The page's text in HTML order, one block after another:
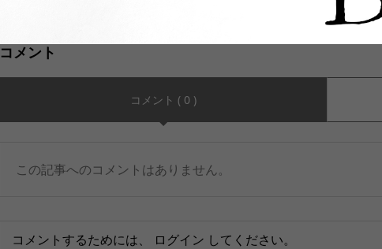
コメント
コメント ( 0 )
この記事へのコメントはありません。
コメントするためには、 ログイン してください。